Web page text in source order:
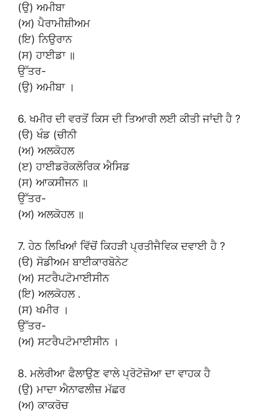
(ਉ) ਅਮੀਬਾ
(ਅ) ਪੈਰਾਮੀਸ਼ੀਅਮ
(ਇ) ਨਿਉਰਾਨ
(ਸ) ਹਾਈਡਾ ॥
ਉੱਤਰ-
(ਉ) ਅਮੀਬਾ ।
6. ਖਮੀਰ ਦੀ ਵਰਤੋਂ ਕਿਸ ਦੀ ਤਿਆਰੀ ਲਈ ਕੀਤੀ ਜਾਂਦੀ ਹੈ ?
(ੳ) ਖੰਡ (ਚੀਨੀ
(ਅ) ਅਲਕੋਹਲ
(ੲ) ਹਾਈਡਰੋਕਲੋਰਿਕ ਐਸਿਡ
(ਸ) ਆਕਸੀਜਨ ॥
ਉੱਤਰ-
(ਅ) ਅਲਕੋਹਲ ॥
7. ਹੇਠ ਲਿਖਿਆਂ ਵਿੱਚੋਂ ਕਿਹੜੀ ਪ੍ਰਤੀਜੈਵਿਕ ਦਵਾਈ ਹੈ ?
(ੳ) ਸੋਡੀਅਮ ਬਾਈਕਾਰਬੋਨੇਟ
(ਅ) ਸਟਰੈਪਟੋਮਾਈਸੀਨ
(ਇ) ਅਲਕੋਹਲ .
(ਸ) ਖਮੀਰ ।
ਉੱਤਰ-
(ਅ) ਸਟਰੈਪਟੋਮਾਈਸੀਨ ।
8. ਮਲੇਰੀਆ ਫੈਲਾਉਣ ਵਾਲੇ ਪ੍ਰੋਟੋਜ਼ੋਆ ਦਾ ਵਾਹਕ ਹੈ
(ਉ) ਮਾਦਾ ਐਨਾਫਲੀਜ਼ ਮੱਛਰ
(ਅ) ਕਾਕਰੋਚ